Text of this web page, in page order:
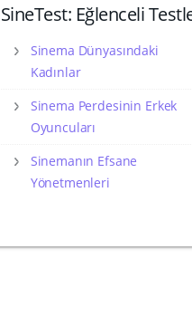
SineTest: Eğlenceli
Sinema Dünyasındaki
Kadınlar
Sinema Perdesinin Erkek
Oyuncuları
Sinemanın Efsane
Yönetmenleri